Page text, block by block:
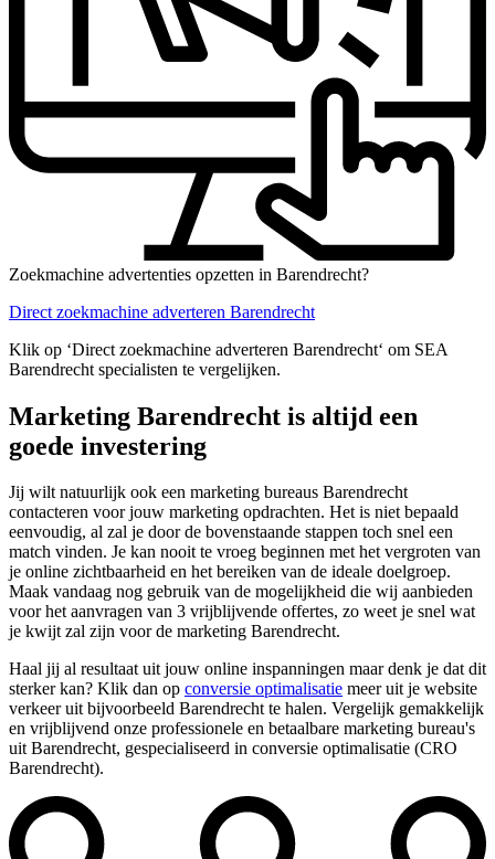
Zoekmachine advertenties opzetten in Barendrecht?
Direct zoekmachine adverteren Barendrecht
Klik op ‘Direct zoekmachine adverteren Barendrecht‘ om SEA
Barendrecht specialisten te vergelijken.
Marketing Barendrecht is altijd een
goede investering
Jij wilt natuurlijk ook een marketing bureaus Barendrecht
contacteren voor jouw marketing opdrachten. Het is niet bepaald
eenvoudig, al zal je door de bovenstaande stappen toch snel een
match vinden. Je kan nooit te vroeg beginnen met het vergroten van
je online zichtbaarheid en het bereiken van de ideale doelgroep.
Maak vandaag nog gebruik van de mogelijkheid die wij aanbieden
voor het aanvragen van 3 vrijblijvende offertes, zo weet je snel wat
je kwijt zal zijn voor de marketing Barendrecht.
Haal jij al resultaat uit jouw online inspanningen maar denk je dat dit
sterker kan? Klik dan op conversie optimalisatie meer uit je website
verkeer uit bijvoorbeeld Barendrecht te halen. Vergelijk gemakkelijk
en vrijblijvend onze professionele en betaalbare marketing bureau's
uit Barendrecht, gespecialiseerd in conversie optimalisatie (CRO
Barendrecht).